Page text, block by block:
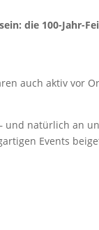
die 100-Jahr-
auch aktiv vor
und natürlich an
Events